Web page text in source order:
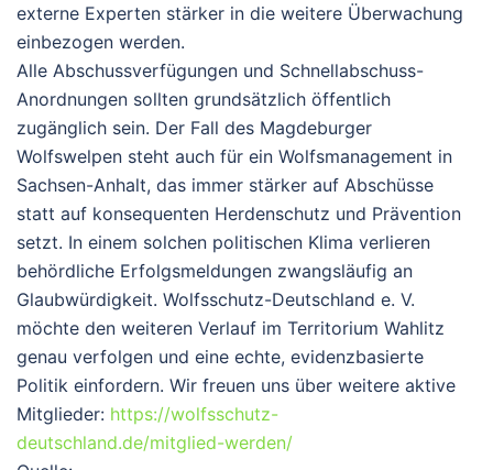
externe Experten stärker in die weitere Überwachung
einbezogen werden.
Alle Abschussverfügungen und Schnellabschuss-
Anordnungen sollten grundsätzlich öffentlich
zugänglich sein. Der Fall des Magdeburger
Wolfswelpen steht auch für ein Wolfsmanagement in
Sachsen-Anhalt, das immer stärker auf Abschüsse
statt auf konsequenten Herdenschutz und Prävention
setzt. In einem solchen politischen Klima verlieren
behördliche Erfolgsmeldungen zwangsläufig an
Glaubwürdigkeit. Wolfsschutz-Deutschland e. V.
möchte den weiteren Verlauf im Territorium Wahlitz
genau verfolgen und eine echte, evidenzbasierte
Politik einfordern. Wir freuen uns über weitere aktive
Mitglieder: https://wolfsschutz-
deutschland.de/mitglied-werden/